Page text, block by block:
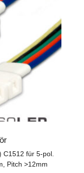
C1512 für 5-pol.
Pitch >12mm